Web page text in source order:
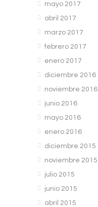
mayo 2017
abril 2017
marzo 2017
febrero 2017
enero 2017
diciembre 2016
noviembre 2016
junio 2016
mayo 2016
enero 2016
diciembre 2015
noviembre 2015
julio 2015
junio 2015
abril 2015